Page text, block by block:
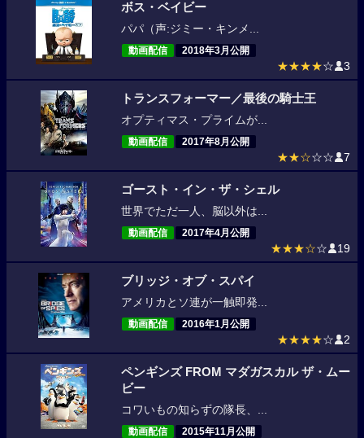
ボス・ベイビー
パパ（声:ジミー・キンメ...
動画配信 2018年3月公開
★★★★☆ 3
トランスフォーマー／最後の騎士王
オプティマス・プライムが...
動画配信 2017年8月公開
★★☆☆☆ 7
ゴースト・イン・ザ・シェル
世界でただ一人、脳以外は...
動画配信 2017年4月公開
★★★☆☆ 19
ブリッジ・オブ・スパイ
アメリカとソ連が一触即発...
動画配信 2016年1月公開
★★★★☆ 2
ペンギンズ FROM マダガスカル ザ・ムー
ビー
コワいもの知らずの隊長、...
動画配信 2015年11月公開